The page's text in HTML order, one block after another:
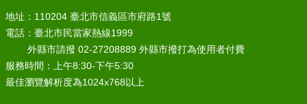
地址：110204 臺北市信義區市府路1號
電話：臺北市民當家熱線1999
外縣市請撥 02-27208889 外縣市撥打為使用者付費
服務時間：上午8:30-下午5:30
最佳瀏覽解析度為1024x768以上